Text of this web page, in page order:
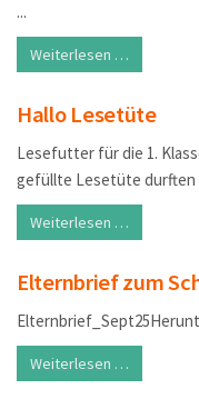
...
Weiterlesen …
Hallo Lesetüte
Lesefutter für die 1.
gefüllte Lesetüte durften
Weiterlesen …
Elternbrief zum
Weiterlesen …